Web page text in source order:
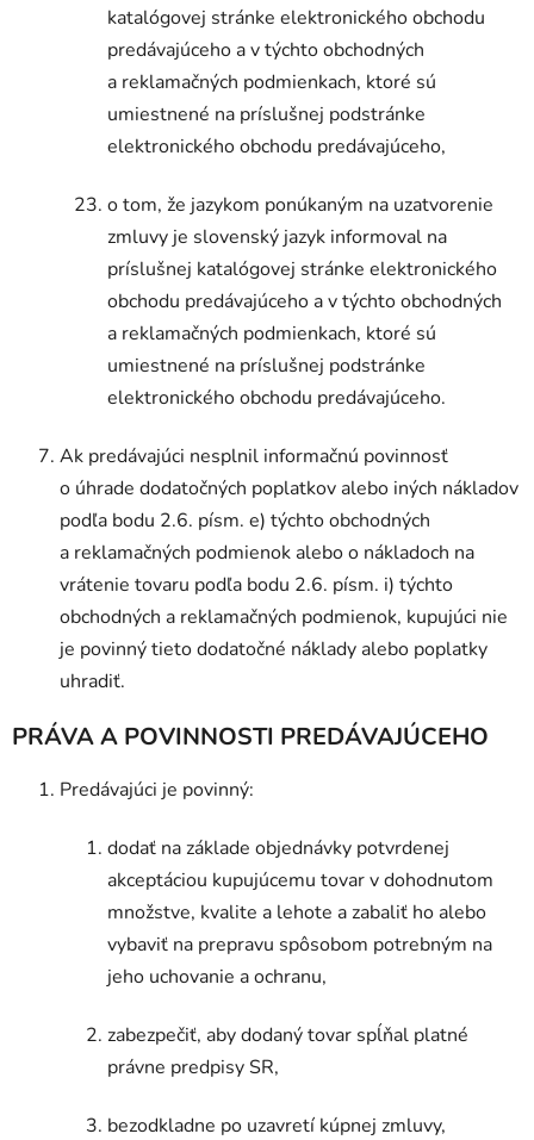
katalógovej stránke elektronického obchodu
predávajúceho a v týchto obchodných
a reklamačných podmienkach, ktoré sú
umiestnené na príslušnej podstránke
elektronického obchodu predávajúceho,
o tom, že jazykom ponúkaným na uzatvorenie
zmluvy je slovenský jazyk informoval na
príslušnej katalógovej stránke elektronického
obchodu predávajúceho a v týchto obchodných
a reklamačných podmienkach, ktoré sú
umiestnené na príslušnej podstránke
elektronického obchodu predávajúceho.
Ak predávajúci nesplnil informačnú povinnosť
o úhrade dodatočných poplatkov alebo iných nákladov
podľa bodu 2.6. písm. e) týchto obchodných
a reklamačných podmienok alebo o nákladoch na
vrátenie tovaru podľa bodu 2.6. písm. i) týchto
obchodných a reklamačných podmienok, kupujúci nie
je povinný tieto dodatočné náklady alebo poplatky
uhradiť.
PRÁVA A POVINNOSTI PREDÁVAJÚCEHO
Predávajúci je povinný:
dodať na základe objednávky potvrdenej
akceptáciou kupujúcemu tovar v dohodnutom
množstve, kvalite a lehote a zabaliť ho alebo
vybaviť na prepravu spôsobom potrebným na
jeho uchovanie a ochranu,
zabezpečiť, aby dodaný tovar spĺňal platné
právne predpisy SR,
bezodkladne po uzavretí kúpnej zmluvy,